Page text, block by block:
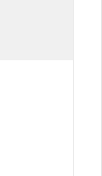
tempo di